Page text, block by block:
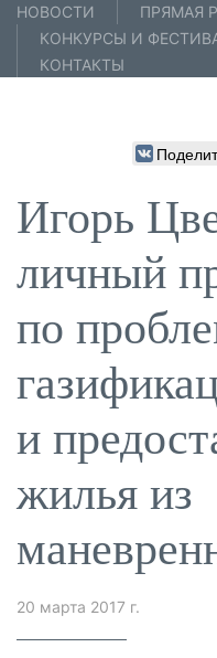
НОВОСТИ ПРЯМАЯ
КОНКУРСЫ И
КОНТАКТЫ
Игорь
личный
по
и
жилья из
20 марта 2017 г.